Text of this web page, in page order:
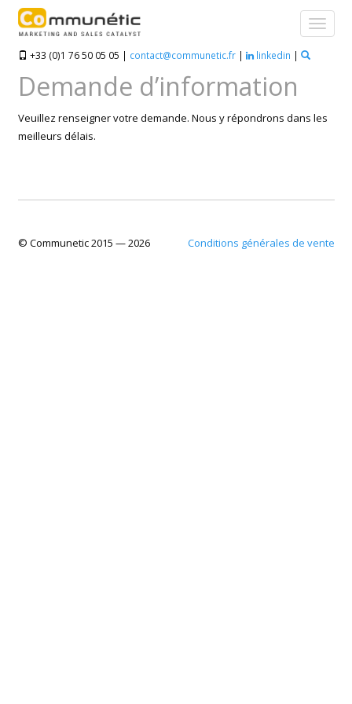
+33 (0)1 76 50 05 05 | contact@communetic.fr| linkedin |
Demande d’information
Veuillez renseigner votre demande. Nous y répondrons dans les
meilleurs délais.
© Communetic 2015 —2026 Conditions générales de vente